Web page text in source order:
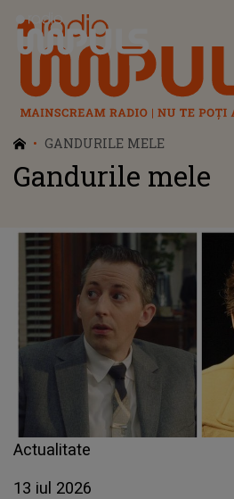
Radio Impuls
GANDURILE MELE
Gandurile mele
Actualitate
13 iul 2026